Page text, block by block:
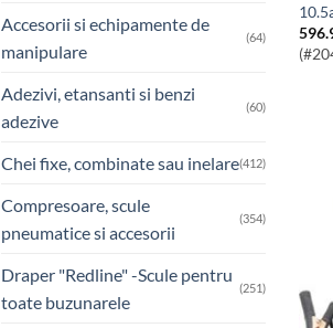
Accesorii si echipamente de
manipulare
(64)
Adezivi, etansanti si benzi
adezive
(60)
Chei fixe, combinate sau inelare(412)
Compresoare, scule
pneumatice si accesorii
(354)
Draper "Redline" -Scule pentru
toate buzunarele
(251)